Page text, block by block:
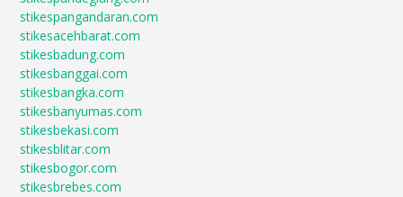
stikespangandaran.com
stikesacehbarat.com
stikesbadung.com
stikesbanggai.com
stikesbangka.com
stikesbanyumas.com
stikesbekasi.com
stikesblitar.com
stikesbogor.com
stikesbrebes.com